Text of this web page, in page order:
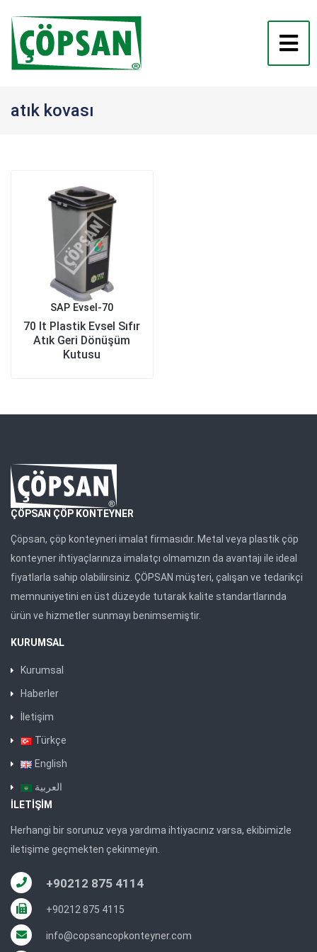
atık kovası
SAP Evsel-70
70 lt Plastik Evsel Sıfır
Atık Geri Dönüşüm
Kutusu
ÇÖPSAN ÇÖP KONTEYNER
Çöpsan, çöp konteyneri imalat firmasıdır. Metal veya plastik çöp
konteyner ihtiyaçlarınıza imalatçı olmamızın da avantajı ile ideal
fiyatlarla sahip olabilirsiniz. ÇÖPSAN müşteri, çalışan ve tedarikçi
memnuniyetini en üst düzeyde tutarak kalite standartlarında
ürün ve hizmetler sunmayı benimsemiştir.
KURUMSAL
Kurumsal
Haberler
İletişim
Türkçe
English
العربية
İLETIŞIM
Herhangi bir sorunuz veya yardıma ihtiyacınız varsa, ekibimizle
iletişime geçmekten çekinmeyin.
+90212 875 4114
+90212 875 4115
info@copsancopkonteyner.com